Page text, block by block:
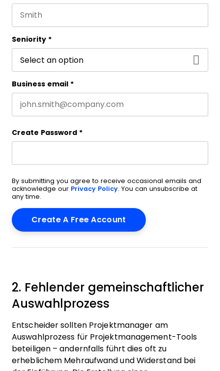
This field is for validation purposes and should be
Seniority *
Business email *
Create Password *
By submitting you agree to receive occasional emails and
acknowledge our Privacy Policy. You can unsubscribe at
any time.
2. Fehlender gemeinschaftlicher
Auswahlprozess
Entscheider sollten Projektmanager am
Auswahlprozess für Projektmanagement-Tools
beteiligen – andernfalls führt dies oft zu
erheblichem Mehraufwand und Widerstand bei